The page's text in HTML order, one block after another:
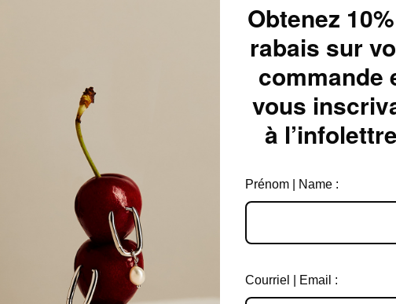
Obtenez
rabais sur
commande
vous
à
Prénom | Name :
Courriel | Email :